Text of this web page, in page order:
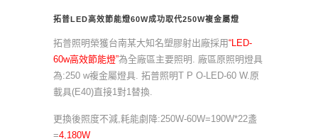
拓普LED高效節能燈60W成功取代250W複金屬燈
拓普照明榮獲台南某大知名塑膠射出廠採用“LED-
60w高效節能燈”為全廠區主要照明. 廠區原照明燈具
為:250 w複金屬燈具. 拓普照明T P O-LED-60 W.原
載具(E40)直接1對1替換.
更換後照度不減,耗能劇降:250W-60W=190W*22盞
=4,180W